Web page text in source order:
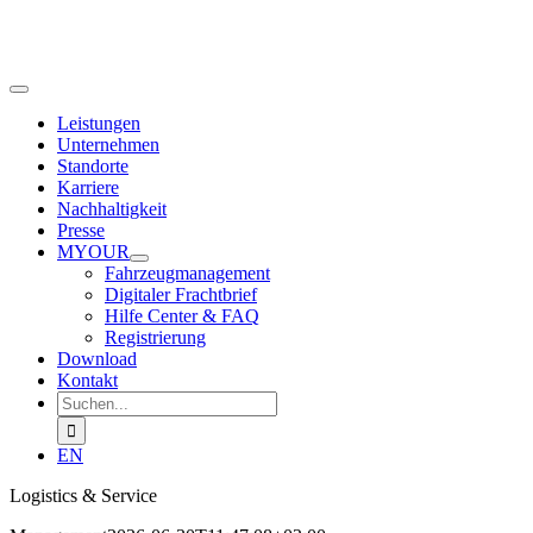
Toggle
NavigationLeistungen
Unternehmen
Standorte
Karriere
Nachhaltigkeit
Presse
MYOUR
Fahrzeugmanagement
Digitaler Frachtbrief
Hilfe Center & FAQ
Registrierung
Download
Kontakt
Suche
nach:
EN
Logistics & Service